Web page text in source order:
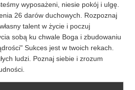
wyposażeni, niesie pokój i ulgę.
26 darów duchowych. Rozpoznaj
talent w życie i poczuj
sobą ku chwale Boga i zbudowaniu
Sukces jest w twoich rekach.
ludzi. Poznaj siebie i zrozum